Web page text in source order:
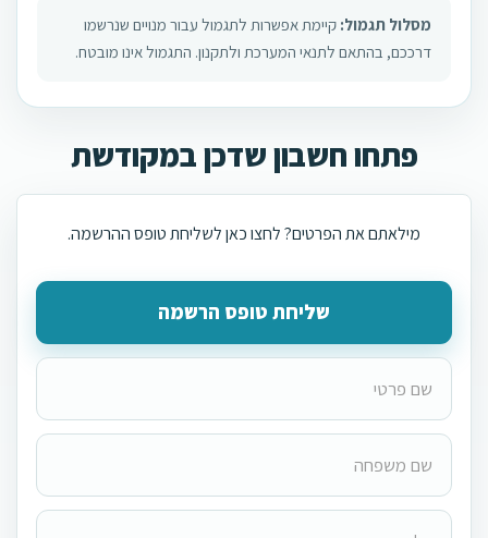
מסלול תגמול: קיימת אפשרות לתגמול עבור מנויים שנרשמו
דרככם, בהתאם לתנאי המערכת ולתקנון. התגמול אינו מובטח.
פתחו חשבון שדכן במקודשת
מילאתם את הפרטים? לחצו כאן לשליחת טופס ההרשמה.
שליחת טופס הרשמה